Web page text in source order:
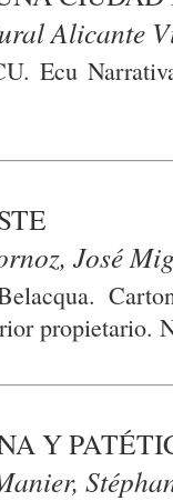
Alicante
Ecu
José
propietario.
Y